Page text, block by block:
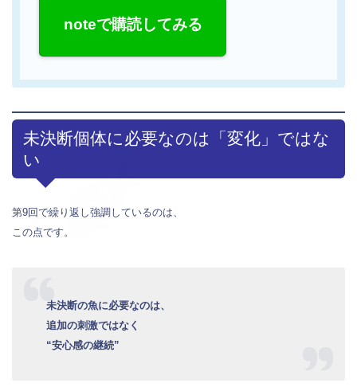
noteで購読してみる
未決断個体に必要なのは「変化」ではな
い
第9回で繰り返し強調しているのは、
この点です。
未決断の魚に必要なのは、
追加の刺激ではなく
“安心感の継続”